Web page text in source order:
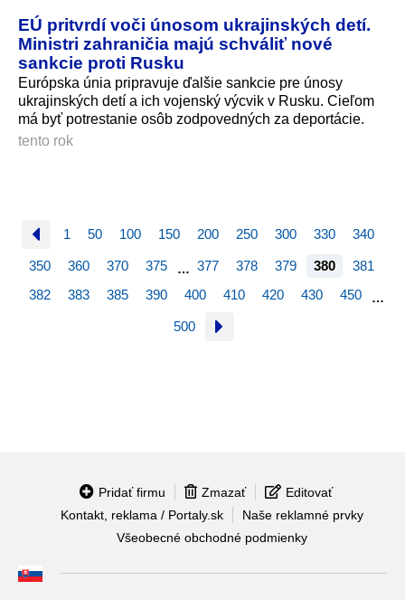
EÚ pritvrdí voči únosom ukrajinských detí.
Ministri zahraničia majú schváliť nové
sankcie proti Rusku
Európska únia pripravuje ďalšie sankcie pre únosy
ukrajinských detí a ich vojenský výcvik v Rusku. Cieľom
má byť potrestanie osôb zodpovedných za deportácie.
tento rok
1 50 100 150 200 250 300 330 340
350 360 370 375 … 377 378 379 380
381
382
383 385 390 400 410 420 430 450 …
500
Pridať firmu Zmazať
Editovať
Kontakt, reklama / Portaly.sk
Naše reklamné prvky
Všeobecné obchodné podmienky